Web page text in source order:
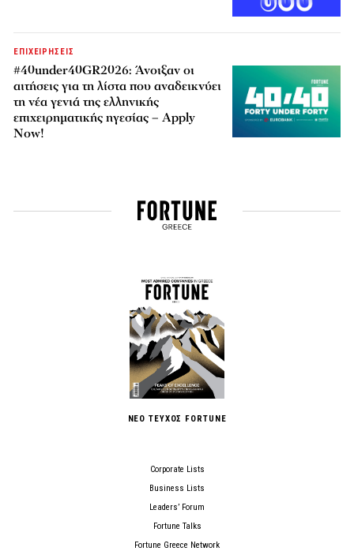
ΕΠΙΧΕΙΡΗΣΕΙΣ
#40under40GR2026: Άνοιξαν οι
αιτήσεις για τη λίστα που αναδεικνύει
τη νέα γενιά της ελληνικής
επιχειρηματικής ηγεσίας – Apply
Now!
ΝΕΟ ΤΕΥΧΟΣ FORTUNE
Corporate Lists
Business Lists
Leaders’ Forum
Fortune Talks
Fortune Greece Network